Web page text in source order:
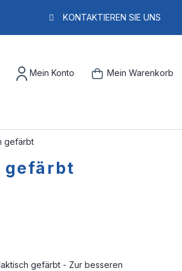
KONTAKTIEREN SIE UNS
Mein Konto Mein Warenkorb
gefärbt
gefärbt
gefärbt - Zur besseren